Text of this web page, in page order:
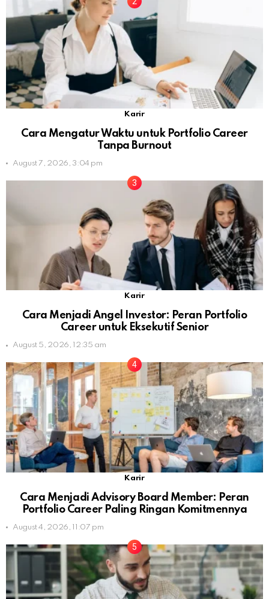
Karir
Cara Mengatur Waktu untuk Portfolio Career
Tanpa Burnout
August 7, 2026, 3:04 pm
Karir
Cara Menjadi Angel Investor: Peran Portfolio
Career untuk Eksekutif Senior
August 5, 2026, 12:35 am
Karir
Cara Menjadi Advisory Board Member: Peran
Portfolio Career Paling Ringan Komitmennya
August 4, 2026, 11:07 pm